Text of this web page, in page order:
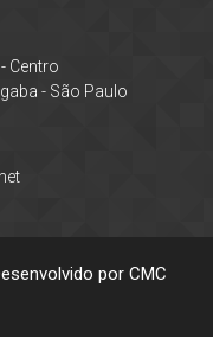
Centro
- São Paulo
por CMC